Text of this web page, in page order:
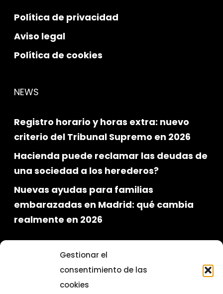
Gestionar el
consentimiento de las
cookies
Política de privacidad
Aviso legal
Política de cookies
NEWS
Registro horario y horas extra: nuevo
criterio del Tribunal Supremo en 2026
Hacienda puede reclamar las deudas de
una sociedad a los herederos?
Nuevas ayudas para familias
embarazadas en Madrid: qué cambia
realmente en 2026